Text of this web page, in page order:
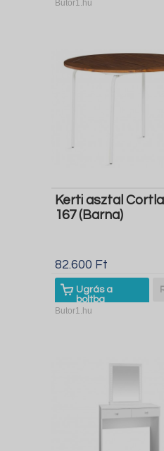
Butor1.hu
Kerti asztal
167 (Barna)
82.600 Ft
Ugrás a
boltba
Butor1.hu